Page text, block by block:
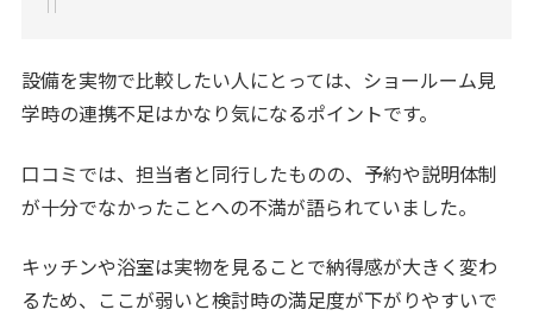
設備を実物で比較したい人にとっては、ショールーム見
学時の連携不足はかなり気になるポイントです。
口コミでは、担当者と同行したものの、予約や説明体制
が十分でなかったことへの不満が語られていました。
キッチンや浴室は実物を見ることで納得感が大きく変わ
るため、ここが弱いと検討時の満足度が下がりやすいで